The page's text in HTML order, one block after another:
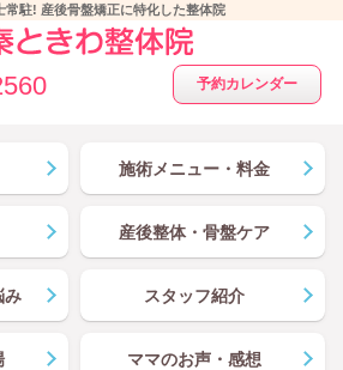
常駐! 産後骨盤矯正に特化した整体院
予約カレンダー
施術メニュー・料金
産後整体・骨盤ケア
み スタッフ紹介
ママのお声・感想